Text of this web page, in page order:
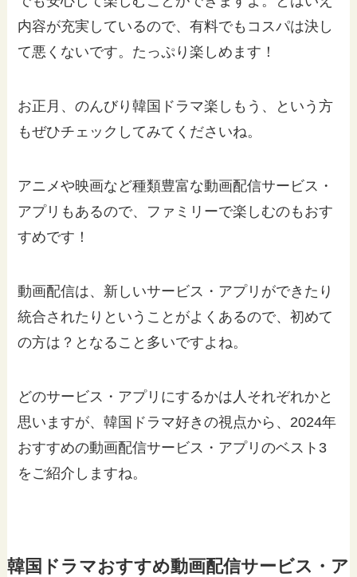
内容が充実しているので、有料でもコスパは決し
て悪くないです。たっぷり楽しめます！
お正月、のんびり韓国ドラマ楽しもう、という方
もぜひチェックしてみてくださいね。
アニメや映画など種類豊富な動画配信サービス・
アプリもあるので、ファミリーで楽しむのもおす
すめです！
動画配信は、新しいサービス・アプリができたり
統合されたりということがよくあるので、初めて
の方は？となること多いですよね。
どのサービス・アプリにするかは人それぞれかと
思いますが、韓国ドラマ好きの視点から、2024年
おすすめの動画配信サービス・アプリのベスト3
をご紹介しますね。
韓国ドラマおすすめ動画配信サービス・ア